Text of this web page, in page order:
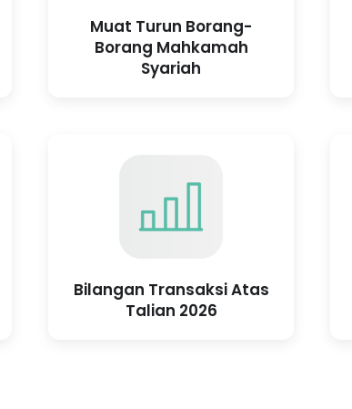
Muat Turun Borang-
Borang Mahkamah
Syariah
Bilangan Transaksi Atas
Talian 2026